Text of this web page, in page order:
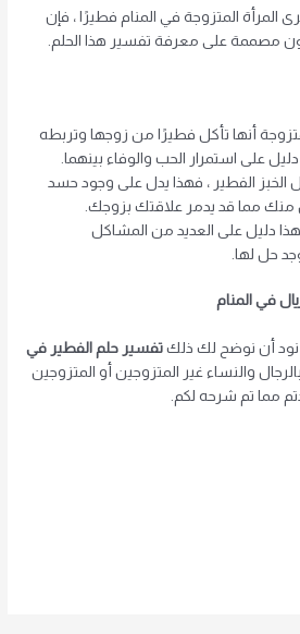
المرأة المتزوجة في المنام فطيرًا ، فإن
مصممة على معرفة تفسير هذا الحلم.
أنها تأكل فطيرًا من زوجها وتربطه
على استمرار الحب والوفاء بينهما.
الخبز الفطير ، فهذا يدل على وجود حسد
مما قد يدمر علاقتك بزوجك.
فهذا دليل على العديد من المشاكل
حل لها.
نود أن نوضح لك ذلكتفسير حلم الفطير في
والنساء غير المتزوجين أو المتزوجين
مما تم شرحه لكم.